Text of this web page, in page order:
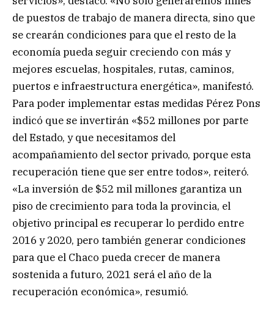
de puestos de trabajo de manera directa, sino que
se crearán condiciones para que el resto de la
economía pueda seguir creciendo con más y
mejores escuelas, hospitales, rutas, caminos,
puertos e infraestructura energética», manifestó.
Para poder implementar estas medidas Pérez Pons
indicó que se invertirán «$52 millones por parte
del Estado, y que necesitamos del
acompañamiento del sector privado, porque esta
recuperación tiene que ser entre todos», reiteró.
«La inversión de $52 mil millones garantiza un
piso de crecimiento para toda la provincia, el
objetivo principal es recuperar lo perdido entre
2016 y 2020, pero también generar condiciones
para que el Chaco pueda crecer de manera
sostenida a futuro, 2021 será el año de la
recuperación económica», resumió.